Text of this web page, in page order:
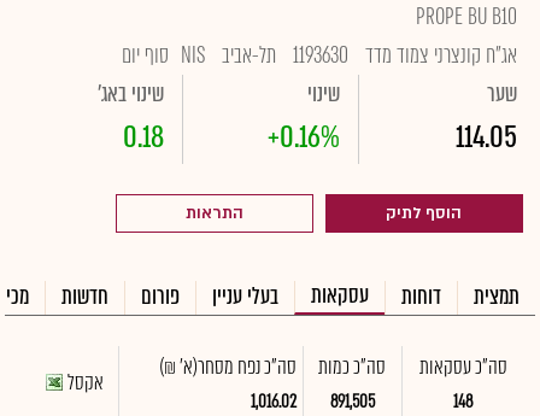
PROPE BU B10
אג"ח קונצרני צמוד מדד 1193630 תל-אביב NIS סוף יום
שער
114.05
שינוי
+0.16%
שינוי באג'
0.18
הוסף לתיק התראות
תמצית דוחות עסקאות בעלי עניין פורום חדשות
סה"כ עסקאות
148
סה"כ כמות
891,505
סה"כ נפח מסחר(א' ₪)
1,016.02
אקסל